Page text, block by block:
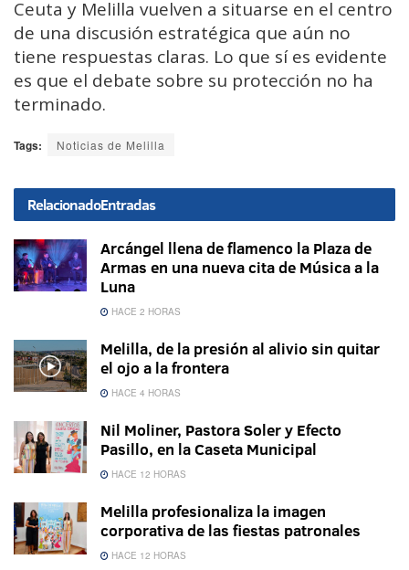
Ceuta y Melilla vuelven a situarse en el centro
de una discusión estratégica que aún no
tiene respuestas claras. Lo que sí es evidente
es que el debate sobre su protección no ha
terminado.
Tags: Noticias de Melilla
RelacionadoEntradas
Arcángel llena de flamenco la Plaza de
Armas en una nueva cita de Música a la
Luna
HACE 2 HORAS
Melilla, de la presión al alivio sin quitar
el ojo a la frontera
HACE 4 HORAS
Nil Moliner, Pastora Soler y Efecto
Pasillo, en la Caseta Municipal
HACE 12 HORAS
Melilla profesionaliza la imagen
corporativa de las fiestas patronales
HACE 12 HORAS